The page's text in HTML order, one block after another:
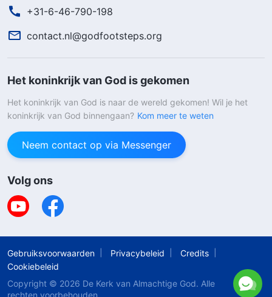
+31-6-46-790-198
contact.nl@godfootsteps.org
Het koninkrijk van God is gekomen
Het koninkrijk van God is naar de wereld gekomen! Wil je het
koninkrijk van God binnengaan? Kom meer te weten
Neem contact op via Messenger
Volg ons
Gebruiksvoorwaarden Privacybeleid
Credits
Cookiebeleid
Copyright © 2026 De Kerk van Almachtige God. Alle